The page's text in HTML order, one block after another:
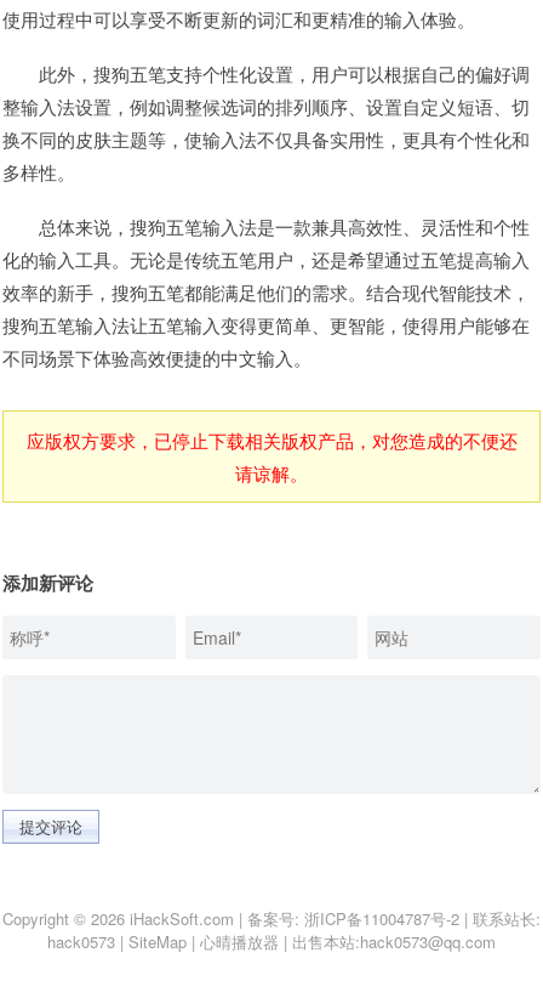
使用过程中可以享受不断更新的词汇和更精准的输入体验。
此外，搜狗五笔支持个性化设置，用户可以根据自己的偏好调
整输入法设置，例如调整候选词的排列顺序、设置自定义短语、切
换不同的皮肤主题等，使输入法不仅具备实用性，更具有个性化和
多样性。
总体来说，搜狗五笔输入法是一款兼具高效性、灵活性和个性
化的输入工具。无论是传统五笔用户，还是希望通过五笔提高输入
效率的新手，搜狗五笔都能满足他们的需求。结合现代智能技术，
搜狗五笔输入法让五笔输入变得更简单、更智能，使得用户能够在
不同场景下体验高效便捷的中文输入。
应版权方要求，已停止下载相关版权产品，对您造成的不便还
请谅解。
添加新评论
提交评论
Copyright © 2026 iHackSoft.com | 备案号: 浙ICP备11004787号-2 | 联系站长:
hack0573 | SiteMap | 心晴播放器 | 出售本站:hack0573@qq.com